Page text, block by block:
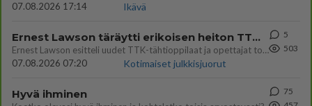
07.08.2026 17:14
Ikävä
Ernest Lawson täräytti erikoisen heiton TTK-lehdistötilaisuudessa: " Onko tässä tarkoituksena...?"
Ernest Lawson esitteli uudet TTK-tähtioppilaat ja opettajat torstaina 6.8. lehdistölle. Tulevalla kaudella on yksi hausk
07.08.2026 07:20
Kotimaiset julkkisjuorut
5
503
Hyvä ihminen
75